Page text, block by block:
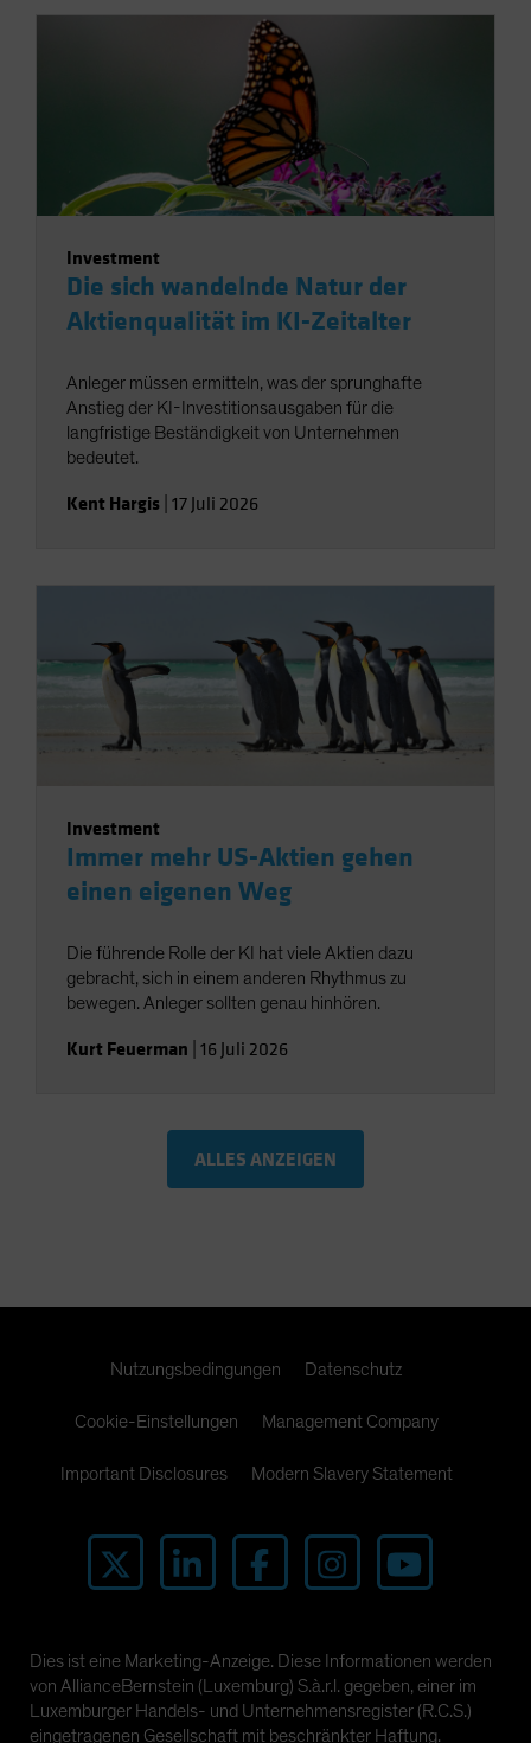
Investment
Die sich wandelnde Natur der
Aktienqualität im KI-Zeitalter
Anleger müssen ermitteln, was der sprunghafte
Anstieg der KI-Investitionsausgaben für die
langfristige Beständigkeit von Unternehmen
bedeutet.
Kent Hargis 17 Juli 2026
Investment
Immer mehr US-Aktien gehen
einen eigenen Weg
Die führende Rolle der KI hat viele Aktien dazu
gebracht, sich in einem anderen Rhythmus zu
bewegen. Anleger sollten genau hinhören.
Kurt Feuerman 16 Juli 2026
ALLES ANZEIGEN
Nutzungsbedingungen Datenschutz
Cookie-Einstellungen Management Company
Important Disclosures Modern Slavery Statement
Dies ist eine Marketing-Anzeige. Diese Informationen werden
von AllianceBernstein (Luxemburg) S.à.r.l. gegeben, einer im
Luxemburger Handels- und Unternehmensregister (R.C.S.)
eingetragenen Gesellschaft mit beschränkter Haftung.